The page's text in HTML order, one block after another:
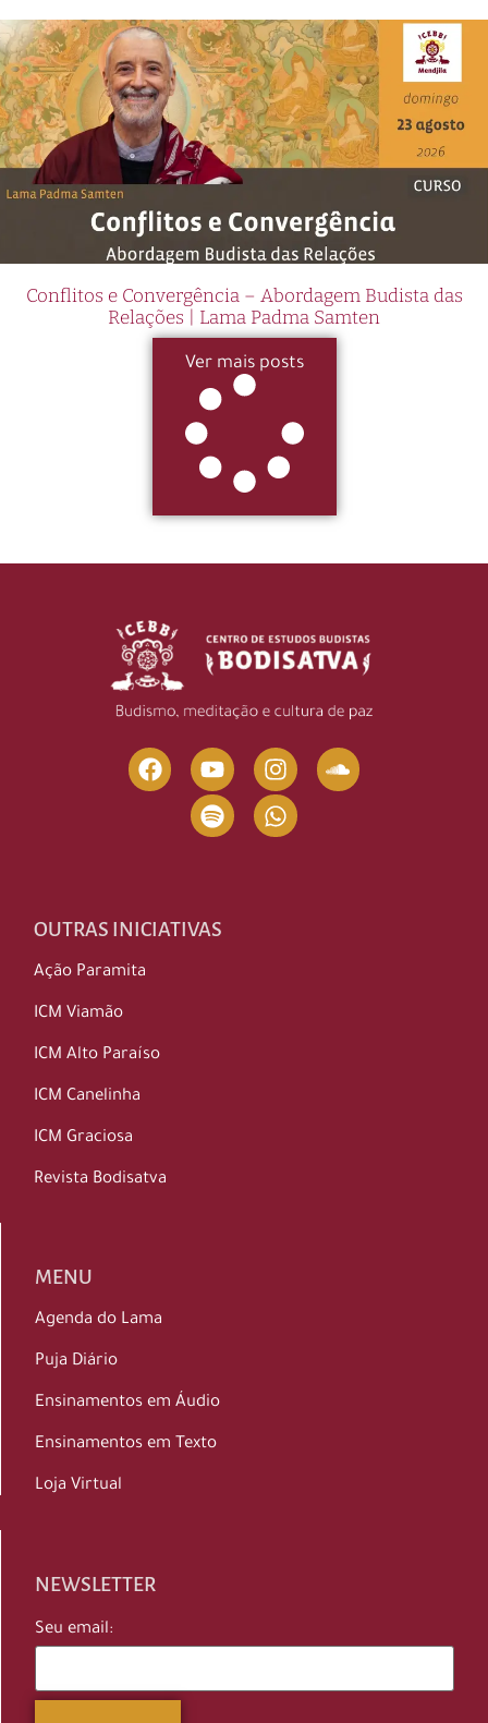
Conflitos e Convergência – Abordagem Budista das
Relações | Lama Padma Samten
Ver mais posts
OUTRAS INICIATIVAS
Ação Paramita
ICM Viamão
ICM Alto Paraíso
ICM Canelinha
ICM Graciosa
Revista Bodisatva
MENU
Agenda do Lama
Puja Diário
Ensinamentos em Áudio
Ensinamentos em Texto
Loja Virtual
NEWSLETTER
Seu email: